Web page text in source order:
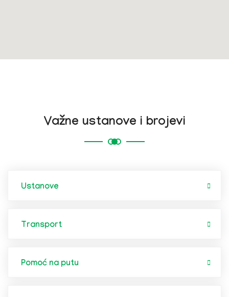
Važne ustanove i brojevi
Ustanove
Transport
Pomoć na putu